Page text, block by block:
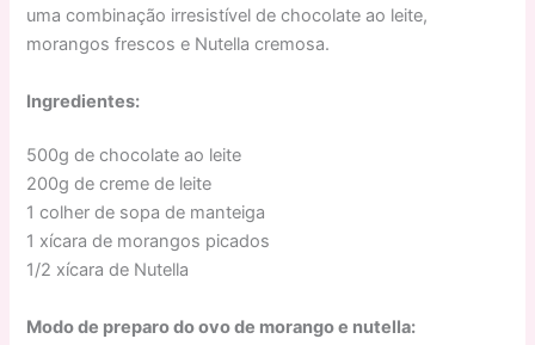
uma combinação irresistível de chocolate ao leite,
morangos frescos e Nutella cremosa.
Ingredientes:
500g de chocolate ao leite
200g de creme de leite
1 colher de sopa de manteiga
1 xícara de morangos picados
1/2 xícara de Nutella
Modo de preparo do ovo de morango e nutella: